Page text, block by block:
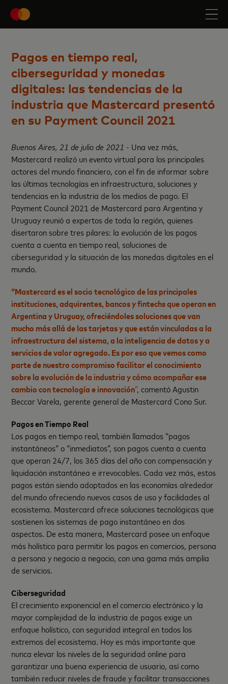
Pagos en tiempo real,
ciberseguridad y monedas
digitales: las tendencias de la
industria que Mastercard presentó
en su Payment Council 2021
Buenos Aires, 21 de julio de 2021 - Una vez más,
Mastercard realizó un evento virtual para los principales
actores del mundo financiero, con el fin de informar sobre
las últimas tecnologías en infraestructura, soluciones y
tendencias en la industria de los medios de pago. El
Payment Council 2021 de Mastercard para Argentina y
Uruguay reunió a expertos de toda la región, quienes
disertaron sobre tres pilares: la evolución de los pagos
cuenta a cuenta en tiempo real, soluciones de
ciberseguridad y la situación de las monedas digitales en el
mundo.
“Mastercard es el socio tecnológico de las principales
instituciones, adquirentes, bancos y fintechs que operan en
Argentina y Uruguay, ofreciéndoles soluciones que van
mucho más allá de las tarjetas y que están vinculadas a la
infraestructura del sistema, a la inteligencia de datos y a
servicios de valor agregado. Es por eso que vemos como
parte de nuestro compromiso facilitar el conocimiento
sobre la evolución de la industria y cómo acompañar ese
cambio con tecnología e innovación”, comentó Agustin
Beccar Varela, gerente general de Mastercard Cono Sur.
Pagos en Tiempo Real
Los pagos en tiempo real, también llamados “pagos
instantáneos” o “inmediatos”, son pagos cuenta a cuenta
que operan 24/7, los 365 días del año con compensación y
liquidación instantánea e irrevocables. Cada vez más, estos
pagos están siendo adoptados en las economías alrededor
del mundo ofreciendo nuevos casos de uso y facilidades al
ecosistema. Mastercard ofrece soluciones tecnológicas que
sostienen los sistemas de pago instantáneo en dos
aspectos. De esta manera, Mastercard posee un enfoque
más holístico para permitir los pagos en comercios, persona
a persona y negocio a negocio, con una gama más amplia
de servicios.
Ciberseguridad
El crecimiento exponencial en el comercio electrónico y la
mayor complejidad de la industria de pagos exige un
enfoque holístico, con seguridad integral en todos los
extremos del ecosistema. Hoy es más importante que
nunca elevar los niveles de la seguridad online para
garantizar una buena experiencia de usuario, así como
también reducir niveles de fraude y facilitar transacciones